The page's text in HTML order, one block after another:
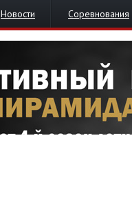
Новости Соревнования